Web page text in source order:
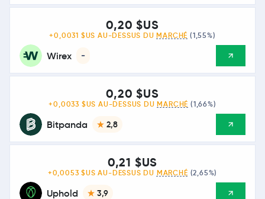
Wirex -
0,20 $US
+0,0031 $US AU-DESSUS DU MARCHÉ (1,55%)
Bitpanda 2,8
0,20 $US
+0,0033 $US AU-DESSUS DU MARCHÉ (1,66%)
Uphold 3,9
0,21 $US
+0,0053 $US AU-DESSUS DU MARCHÉ (2,65%)